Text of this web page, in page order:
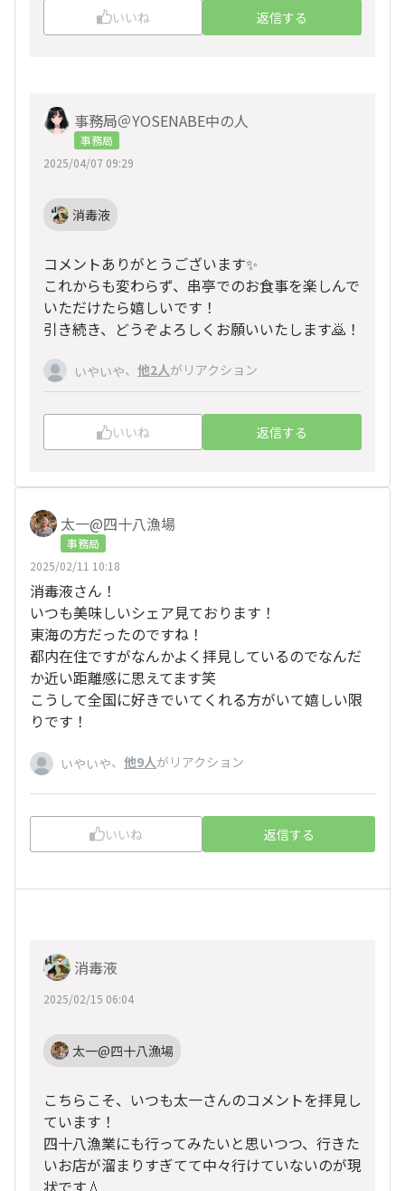
いいね 返信する
事務局＠YOSENABE中の人
事務局
2025/04/07 09:29
消毒液
コメントありがとうございます✨
これからも変わらず、串亭でのお食事を楽しんで
いただけたら嬉しいです！
引き続き、どうぞよろしくお願いいたします🙇！
いやいや、 他2人がリアクション
いいね 返信する
太一@四十八漁場
事務局
2025/02/11 10:18
消毒液さん！
いつも美味しいシェア見ております！
東海の方だったのですね！
都内在住ですがなんかよく拝見しているのでなんだ
か近い距離感に思えてます笑
こうして全国に好きでいてくれる方がいて嬉しい限
りです！
いやいや、 他9人がリアクション
いいね 返信する
消毒液
2025/02/15 06:04
太一@四十八漁場
こちらこそ、いつも太一さんのコメントを拝見し
ています！
四十八漁業にも行ってみたいと思いつつ、行きた
いお店が溜まりすぎてて中々行けていないのが現
状です💧